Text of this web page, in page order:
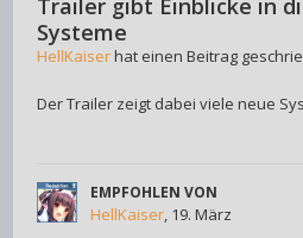
Trailer gibt Einblicke in
Systeme
HellKaiserhat einen Beitrag
Der Trailer zeigt dabei viele neue
EMPFOHLEN VON
HellKaiser, 19. März